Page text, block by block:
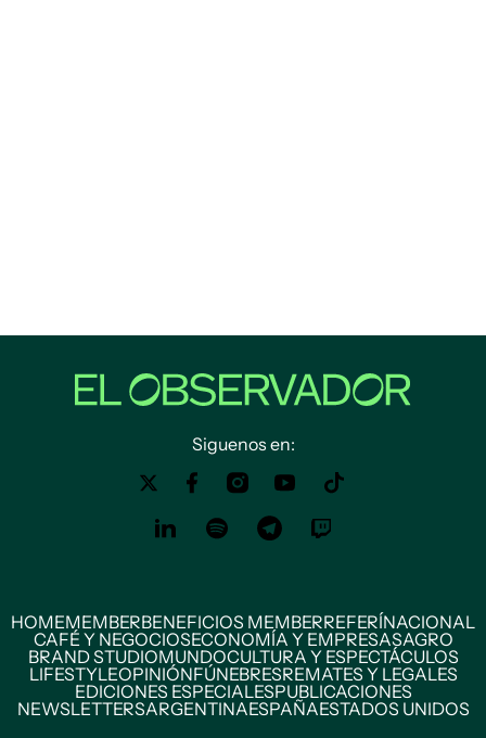
Siguenos en:
HOMEMEMBERBENEFICIOS MEMBERREFERÍNACIONAL
CAFÉ Y NEGOCIOSECONOMÍA Y EMPRESASAGRO
BRAND STUDIOMUNDOCULTURA Y ESPECTÁCULOS
LIFESTYLEOPINIÓNFÚNEBRESREMATES Y LEGALES
EDICIONES ESPECIALESPUBLICACIONES
NEWSLETTERSARGENTINAESPAÑAESTADOS UNIDOS